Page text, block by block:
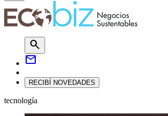
search
mail
RECIBÍ NOVEDADES
tecnología